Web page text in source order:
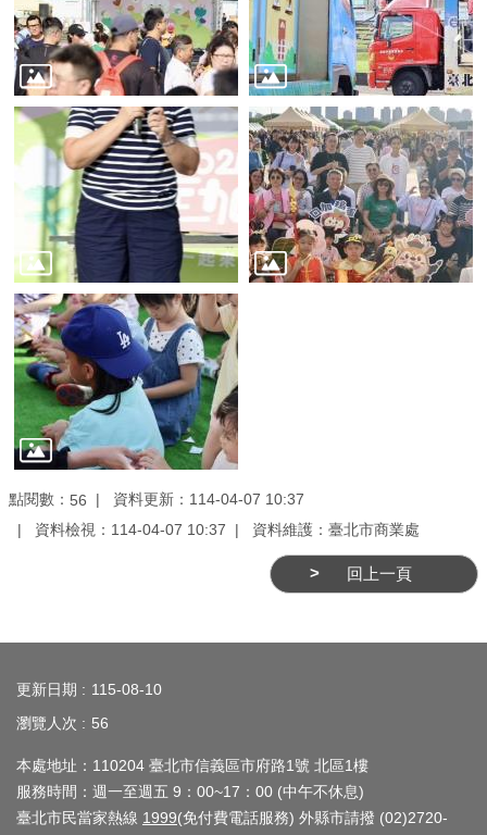
上
服
務
公
司
及
商
登
記
服
務
商
業
管
商
與
導
圈
廊
點閱數： 56
資料更新：114-04-07 10:37
資料檢視：114-04-07 10:37
資料維護：臺北市商業處
回上一頁
更新日期
115-08-10
瀏覽人次
56
本處地址：110204 臺北市信義區市府路1號 北區1樓
服務時間：週一至週五 9：00~17：00 (中午不休息)
臺北市民當家熱線 1999(免付費電話服務) 外縣市請撥 (02)2720-